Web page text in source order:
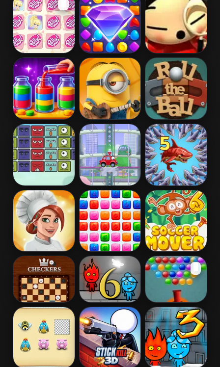
Difícil Do
Mundo
Ladybug Puzzle
Polly Pocket
Memory
Skydom Jogo de
Memória Pucca
Magic Water
Sort: Color
Puzzle
Minion Jigsaw
Puzzle
Roll The Ball
Online
Block
Destroyer
Wheely 2 Mergest
Kingdom
Cook and
Match: Sara's
Adventure
Jewels Match Soccer Mover
2015
Checkers Fireboy And
Watergirl 6
Fairy Tales
Bubbles
Extreme